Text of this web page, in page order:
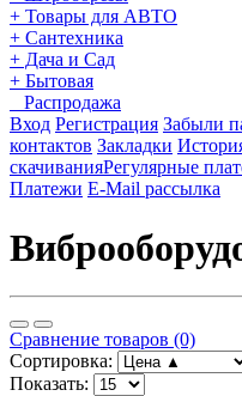
+ Товары для АВТО
+ Сантехника
+ Дача и Сад
+ Бытовая
Распродажа
Вход Регистрация Забыли
контактов Закладки
скачиванияРегулярные
Платежи E-Mail рассылка
Сравнение товаров (0)
Сортировка:
Показать: